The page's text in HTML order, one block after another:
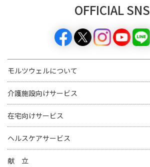
OFFICIAL SNS
モルツウェルについて
介護施設向けサービス
在宅向けサービス
ヘルスケアサービス
献 立